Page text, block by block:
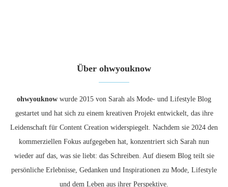
Über ohwyouknow
ohwyouknow wurde 2015 von Sarah als Mode- und Lifestyle Blog
gestartet und hat sich zu einem kreativen Projekt entwickelt, das ihre
Leidenschaft für Content Creation widerspiegelt. Nachdem sie 2024 den
kommerziellen Fokus aufgegeben hat, konzentriert sich Sarah nun
wieder auf das, was sie liebt: das Schreiben. Auf diesem Blog teilt sie
persönliche Erlebnisse, Gedanken und Inspirationen zu Mode, Lifestyle
und dem Leben aus ihrer Perspektive.